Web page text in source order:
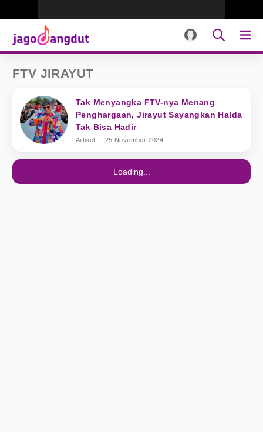
FTV JIRAYUT
Tak Menyangka FTV-nya Menang
Penghargaan, Jirayut Sayangkan Halda
Tak Bisa Hadir
Artikel 25 November 2024
Loading...